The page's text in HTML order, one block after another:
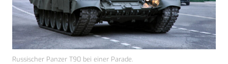
Russischer Panzer T90 bei einer Parade.